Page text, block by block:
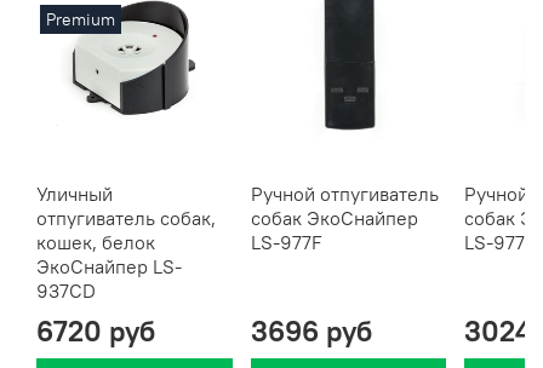
Premium
Уличный
отпугиватель собак,
кошек, белок
ЭкоСнайпер LS-
937CD
6720 руб
Ручной отпугиватель
собак ЭкоСнайпер
LS-977F
3696 руб
Ручной
собак
LS-977
3024